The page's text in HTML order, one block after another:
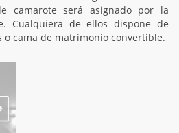
camarote será asignado por la
Cualquiera de ellos dispone de
o cama de matrimonio convertible.